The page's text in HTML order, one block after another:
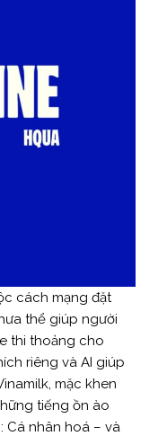
cách mạng đặt
thể giúp người
thi thoảng cho
riêng và AI giúp
mặc khen
tiếng ồn ào
Cá nhân hoá – và